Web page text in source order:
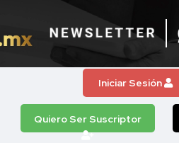
Iniciar Sesión
Quiero Ser Suscriptor